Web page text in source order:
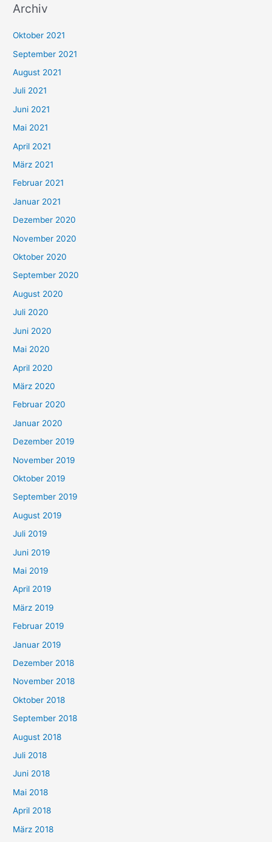
c
n
n
a
c
h
:
Archiv
Oktober 2021
September 2021
August 2021
Juli 2021
Juni 2021
Mai 2021
April 2021
März 2021
Februar 2021
Januar 2021
Dezember 2020
November 2020
Oktober 2020
September 2020
August 2020
Juli 2020
Juni 2020
Mai 2020
April 2020
März 2020
Februar 2020
Januar 2020
Dezember 2019
November 2019
Oktober 2019
September 2019
August 2019
Juli 2019
Juni 2019
Mai 2019
April 2019
März 2019
Februar 2019
Januar 2019
Dezember 2018
November 2018
Oktober 2018
September 2018
August 2018
Juli 2018
Juni 2018
Mai 2018
April 2018
März 2018